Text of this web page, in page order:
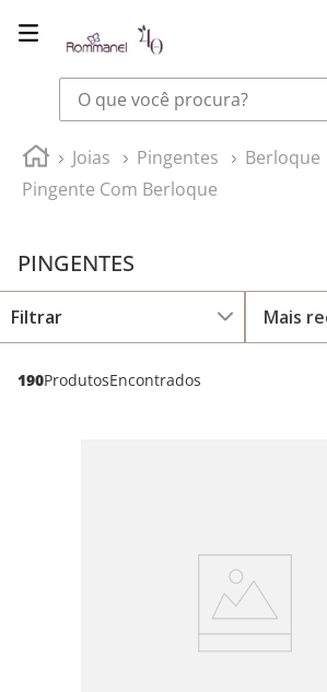
O que você procura?
Joias Pingentes
Berloque
Pingente Com Berloque
PINGENTES
Mais
190Produtos